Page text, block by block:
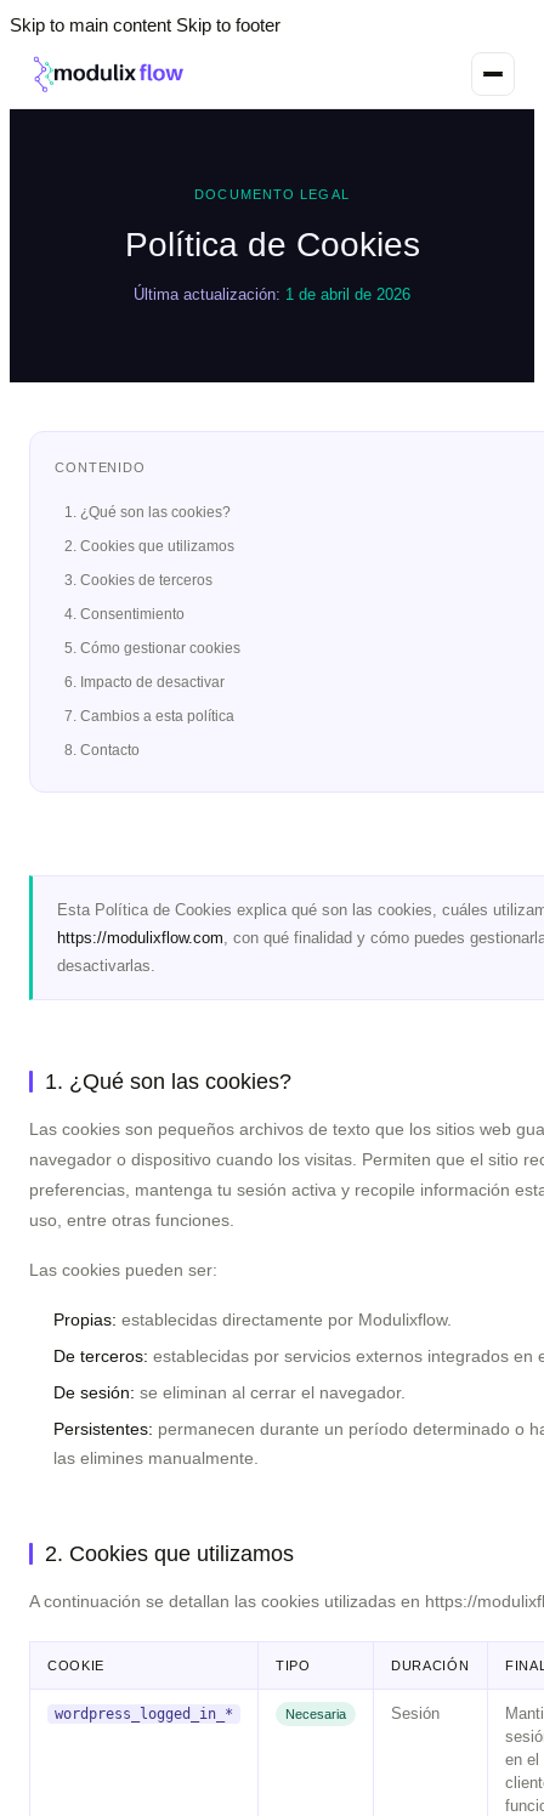
Skip to main content Skip to footer
DOCUMENTO LEGAL
Política de Cookies
Última actualización: 1 de abril de 2026
CONTENIDO
1. ¿Qué son las cookies?
2. Cookies que utilizamos
3. Cookies de terceros
4. Consentimiento
5. Cómo gestionar cookies
6. Impacto de desactivar
7. Cambios a esta política
8. Contacto
Esta Política de Cookies explica qué son las cookies, cuáles
https://modulixflow.com, con qué finalidad y cómo puedes
desactivarlas.
1. ¿Qué son las cookies?
Las cookies son pequeños archivos de texto que los sitios web
navegador o dispositivo cuando los visitas. Permiten que el sitio
preferencias, mantenga tu sesión activa y recopile información
uso, entre otras funciones.
Las cookies pueden ser:
Propias: establecidas directamente por Modulixflow.
De terceros: establecidas por servicios externos integrados en
De sesión: se eliminan al cerrar el navegador.
Persistentes: permanecen durante un período determinado o
las elimines manualmente.
2. Cookies que utilizamos
A continuación se detallan las cookies utilizadas en https://
COOKIE TIPO DURACIÓN
wordpress_logged_in_* Necesaria Sesión
en el